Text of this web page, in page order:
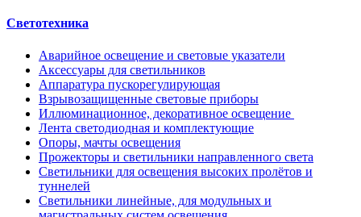
Светотехника
Аварийное освещение и световые указатели
Аксессуары для светильников
Аппаратура пускорегулирующая
Взрывозащищенные световые приборы
Иллюминационное, декоративное освещение
Лента светодиодная и комплектующие
Опоры, мачты освещения
Прожекторы и светильники направленного света
Светильники для освещения высоких пролётов и
туннелей
Светильники линейные, для модульных и